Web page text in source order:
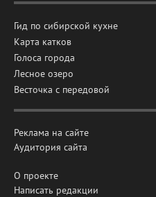
Гид по сибирской кухне
Карта катков
Голоса города
Лесное озеро
Весточка с передовой
Реклама на сайте
Аудитория сайта
О проекте
Написать редакции